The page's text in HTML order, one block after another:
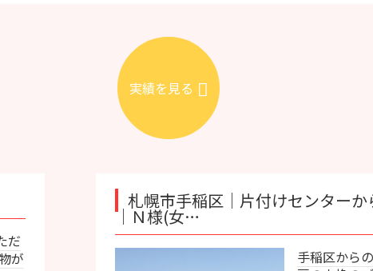
実績を見る
札幌市手稲区｜片付けセンターから不用品の回収
Ｎ様(女…
手稲区からの不用品の整理と清掃